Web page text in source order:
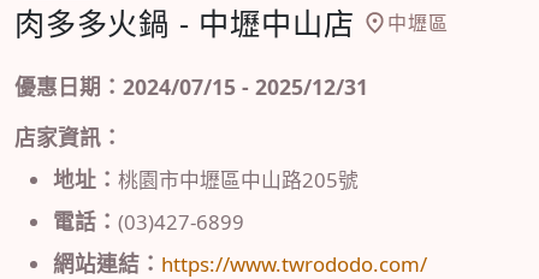
肉多多火鍋 - 中壢中山店 中壢區
優惠日期：2024/07/15 - 2025/12/31
店家資訊：
地址： 桃園市中壢區中山路205號
電話： (03)427-6899
網站連結： https://www.twrododo.com/